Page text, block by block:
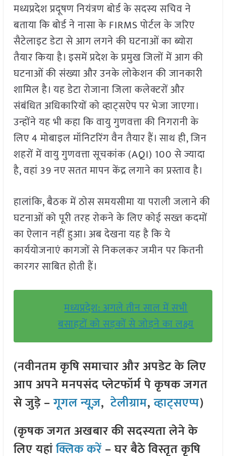
मध्यप्रदेश प्रदूषण नियंत्रण बोर्ड के सदस्य सचिव ने
बताया कि बोर्ड ने नासा के FIRMS पोर्टल के जरिए
सैटेलाइट डेटा से आग लगने की घटनाओं का ब्योरा
तैयार किया है। इसमें प्रदेश के प्रमुख जिलों में आग की
घटनाओं की संख्या और उनके लोकेशन की जानकारी
शामिल है। यह डेटा रोजाना जिला कलेक्टरों और
संबंधित अधिकारियों को व्हाट्सऐप पर भेजा जाएगा।
उन्होंने यह भी कहा कि वायु गुणवत्ता की निगरानी के
लिए 4 मोबाइल मॉनिटरिंग वैन तैयार हैं। साथ ही, जिन
शहरों में वायु गुणवत्ता सूचकांक (AQI) 100 से ज्यादा
है, वहां 39 नए सतत मापन केंद्र लगाने का प्रस्ताव है।
हालांकि, बैठक में ठोस समयसीमा या पराली जलाने की
घटनाओं को पूरी तरह रोकने के लिए कोई सख्त कदमों
का ऐलान नहीं हुआ। अब देखना यह है कि ये
कार्ययोजनाएं कागजों से निकलकर जमीन पर कितनी
कारगर साबित होती हैं।
मध्यप्रदेश: अगले तीन साल में सभी
बसाहटों को सड़कों से जोड़ने का लक्ष्य
(नवीनतम कृषि समाचार और अपडेट के लिए
आप अपने मनपसंद प्लेटफॉर्म पे कृषक जगत
से जुड़े –गूगल न्यूज़,टेलीग्राम,व्हाट्सएप्प)
(कृषक जगत अखबार की सदस्यता लेने के
लिए यहांक्लिक करें– घर बैठे विस्तृत कृषि